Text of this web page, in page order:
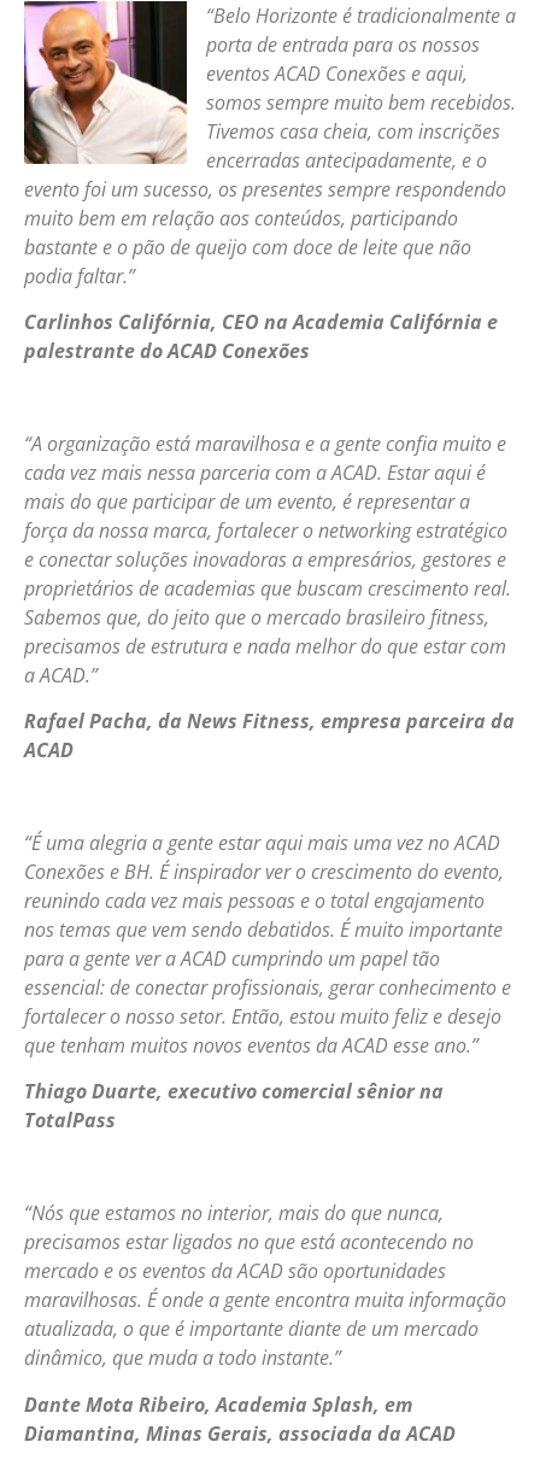
“Belo Horizonte é tradicionalmente a
porta de entrada para os nossos
eventos ACAD Conexões e aqui,
somos sempre muito bem recebidos.
Tivemos casa cheia, com inscrições
encerradas antecipadamente, e o
evento foi um sucesso, os presentes sempre respondendo
muito bem em relação aos conteúdos, participando
bastante e o pão de queijo com doce de leite que não
podia faltar.”
Carlinhos Califórnia, CEO na Academia Califórnia e
palestrante do ACAD Conexões
“A organização está maravilhosa e a gente confia muito e
cada vez mais nessa parceria com a ACAD. Estar aqui é
mais do que participar de um evento, é representar a
força da nossa marca, fortalecer o networking estratégico
e conectar soluções inovadoras a empresários, gestores e
proprietários de academias que buscam crescimento real.
Sabemos que, do jeito que o mercado brasileiro fitness,
precisamos de estrutura e nada melhor do que estar com
a ACAD.”
Rafael Pacha, da News Fitness, empresa parceira da
ACAD
“É uma alegria a gente estar aqui mais uma vez no ACAD
Conexões e BH. É inspirador ver o crescimento do evento,
reunindo cada vez mais pessoas e o total engajamento
nos temas que vem sendo debatidos. É muito importante
para a gente ver a ACAD cumprindo um papel tão
essencial: de conectar profissionais, gerar conhecimento e
fortalecer o nosso setor. Então, estou muito feliz e desejo
que tenham muitos novos eventos da ACAD esse ano.”
Thiago Duarte, executivo comercial sênior na
TotalPass
“Nós que estamos no interior, mais do que nunca,
precisamos estar ligados no que está acontecendo no
mercado e os eventos da ACAD são oportunidades
maravilhosas. É onde a gente encontra muita informação
atualizada, o que é importante diante de um mercado
dinâmico, que muda a todo instante.”
Dante Mota Ribeiro, Academia Splash, em
Diamantina, Minas Gerais, associada da ACAD